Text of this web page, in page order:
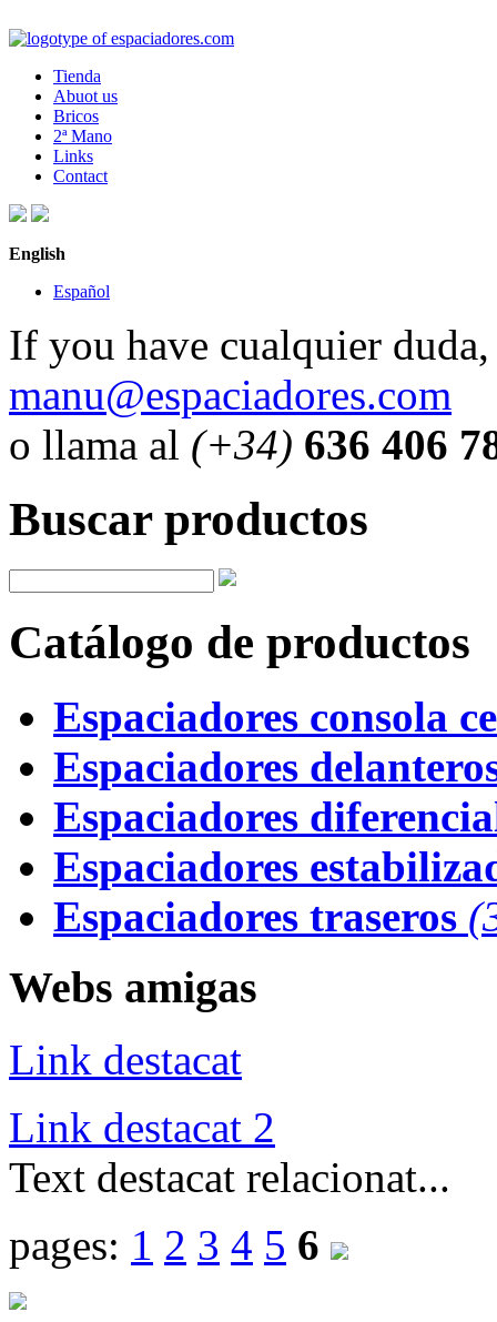
Tienda
Abuot us
Bricos
2ª Mano
Links
Contact
English
Español
If you have cualquier duda,
manu@espaciadores.com
o llama al (+34) 636 406
Buscar productos
Catálogo de productos
Espaciadores consola
Espaciadores
Espaciadores
Espaciadores
Espaciadores traseros
Webs amigas
Link destacat
Link destacat 2
Text destacat relacionat...
pages: 1 2 3 4 5 6